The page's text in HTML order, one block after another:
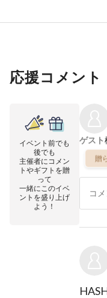
応援コメント
イベント前でも
後でも
主催者にコメン
トやギフトを贈
って
一緒にこのイベ
ントを盛り上げ
よう！
ゲスト
贈